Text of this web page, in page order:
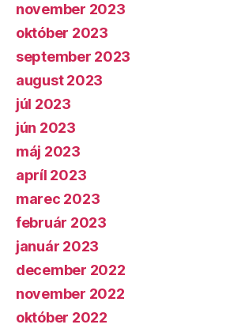
november 2023
október 2023
september 2023
august 2023
júl 2023
jún 2023
máj 2023
apríl 2023
marec 2023
február 2023
január 2023
december 2022
november 2022
október 2022